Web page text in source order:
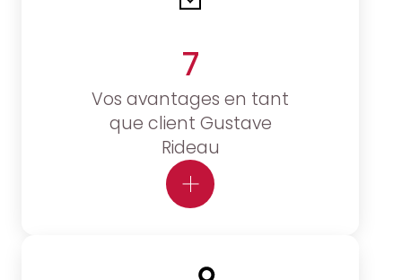
7
Vos avantages en tant
que client Gustave
Rideau